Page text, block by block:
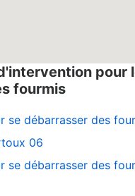
pour
fourmis
se débarrasser des
06
se débarrasser des